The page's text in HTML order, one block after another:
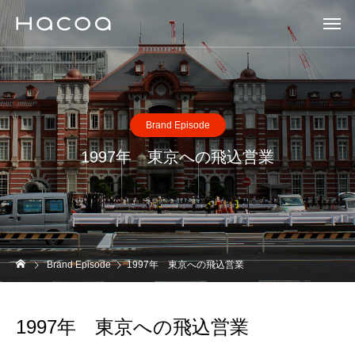
Brand Episode
1997年 東京への飛込営業
Brand Episode 1997年 東京への飛込営業
1997年 東京への飛込営業